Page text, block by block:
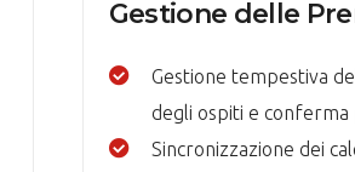
Gestione delle
Gestione tempestiva
degli ospiti e conferma
Sincronizzazione dei